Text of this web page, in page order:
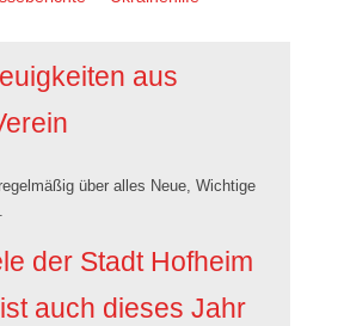
aus
über alles Neue, Wichtige
der Stadt Hofheim
auch dieses Jahr